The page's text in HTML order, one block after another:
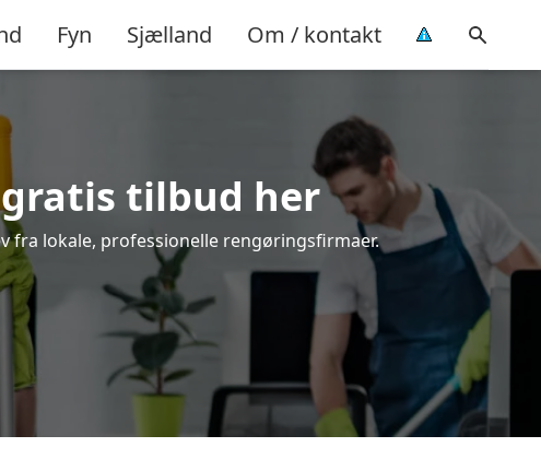
Fyn Sjælland Om / kontakt
gratis tilbud her
fra lokale, professionelle rengøringsfirmaer.